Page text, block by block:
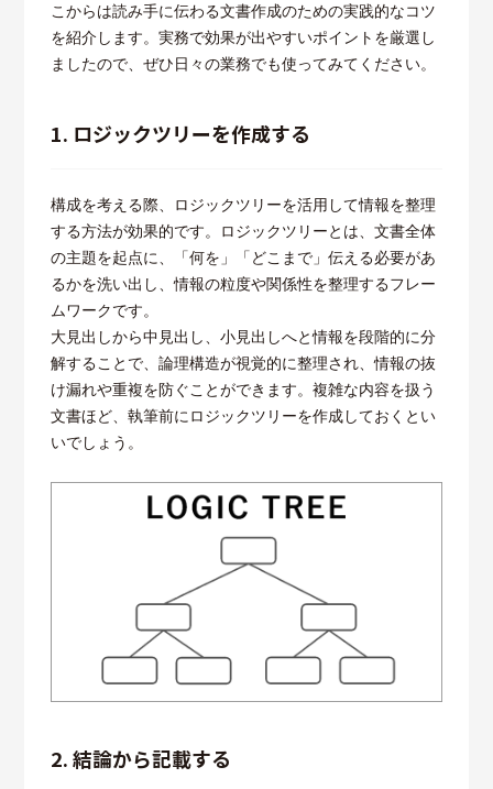
こからは読み手に伝わる文書作成のための実践的なコツ
を紹介します。実務で効果が出やすいポイントを厳選し
ましたので、ぜひ日々の業務でも使ってみてください。
1. ロジックツリーを作成する
構成を考える際、ロジックツリーを活用して情報を整理
する方法が効果的です。ロジックツリーとは、文書全体
の主題を起点に、「何を」「どこまで」伝える必要があ
るかを洗い出し、情報の粒度や関係性を整理するフレー
ムワークです。
大見出しから中見出し、小見出しへと情報を段階的に分
解することで、論理構造が視覚的に整理され、情報の抜
け漏れや重複を防ぐことができます。複雑な内容を扱う
文書ほど、執筆前にロジックツリーを作成しておくとい
いでしょう。
2. 結論から記載する